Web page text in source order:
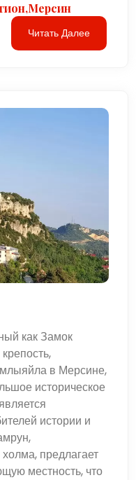
Читать Далее
как Замок
в Мерсине,
историческое
истории и
предлагает
местность, что